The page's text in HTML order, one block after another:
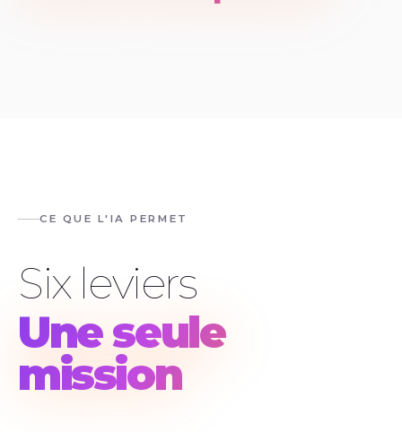
CE QUE L'IA PERMET
Six leviers
Une seule
mission